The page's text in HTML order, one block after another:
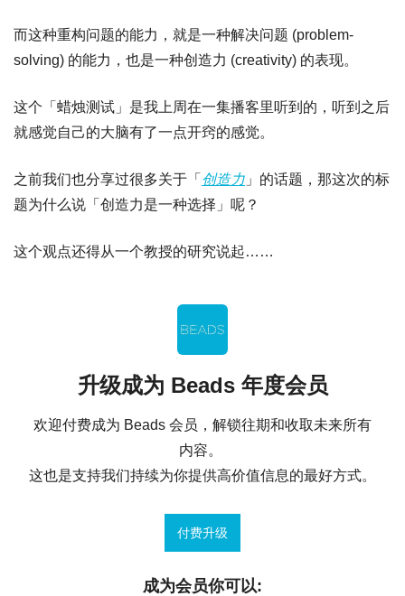
而这种重构问题的能力，就是一种解决问题 (problem-
solving) 的能力，也是一种创造力 (creativity) 的表现。
这个「蜡烛测试」是我上周在一集播客里听到的，听到之后
就感觉自己的大脑有了一点开窍的感觉。
之前我们也分享过很多关于「 创造力 」的话题，那这次的标
题为什么说「创造力是一种选择」呢？
这个观点还得从一个教授的研究说起……
升级成为 Beads 年度会员
欢迎付费成为 Beads 会员，解锁往期和收取未来所有
内容。
这也是支持我们持续为你提供高价值信息的最好方式。
付费升级
成为会员你可以: